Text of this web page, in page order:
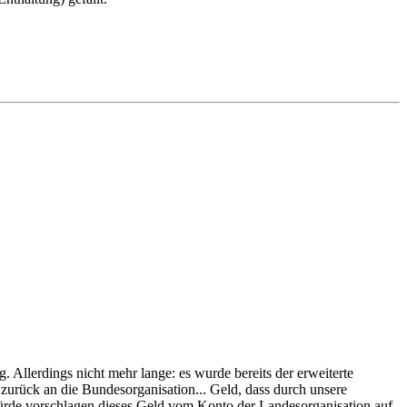
Allerdings nicht mehr lange: es wurde bereits der erweiterte
an die Bundesorganisation... Geld, dass durch unsere